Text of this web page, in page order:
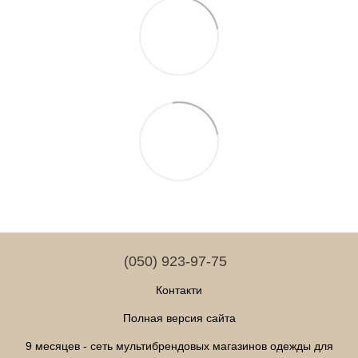
(050) 923-97-75
Контакти
Полная версия сайта
9 месяцев - сеть мультибрендовых магазинов одежды для